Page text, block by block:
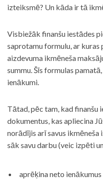
izteiksmē? Un kāda ir tā
Visbiežāk finanšu iestādes
saprotamu formulu, ar
aizdevuma ikmēneša
summu. Šīs formulas
ienākumi.
Tātad, pēc tam, kad finanšu
dokumentus, kas apliecina
norādījis arī savus
sāk savu darbu (veic izpēti
aprēķina neto